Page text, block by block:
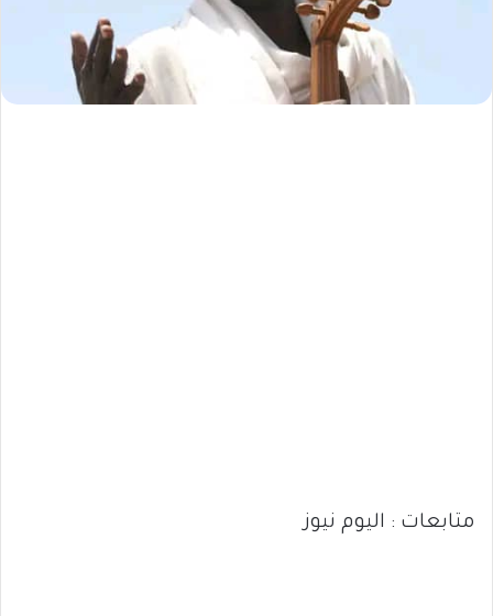
متابعات : اليوم نيوز